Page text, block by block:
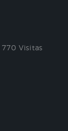
770 Visitas